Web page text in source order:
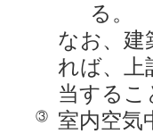
る。
なお、建
れば、上
当するこ
③
室内空気